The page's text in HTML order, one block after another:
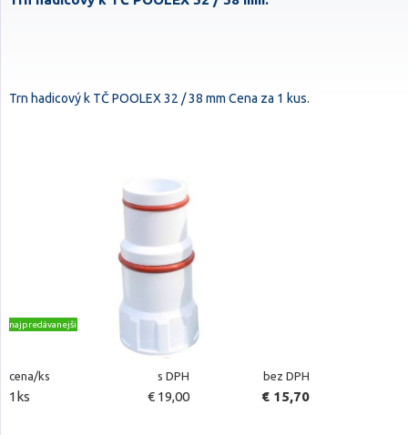
Trn hadicový k TČ POOLEX 32 / 38 mm Cena za 1 kus.
najpredávanejšie
cena/ks s DPH bez DPH
1ks € 19,00 € 15,70